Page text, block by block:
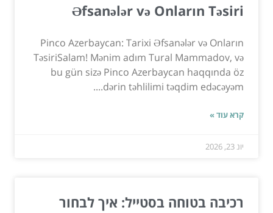
Əfsanələr və Onların Təsiri
Pinco Azerbaycan: Tarixi Əfsanələr və Onların
TəsiriSalam! Mənim adım Tural Mammadov, və
bu gün sizə Pinco Azerbaycan haqqında öz
dərin təhlilimi təqdim edəcəyəm....
קרא עוד »
יונ 23, 2026
רכיבה בטוחה בסטייל: איך לבחור